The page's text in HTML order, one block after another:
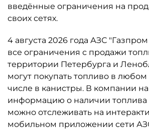
введённые ограничения на
своих сетях.
4 августа 2026 года АЗС
все ограничения с продажи
территории Петербурга и
могут покупать топливо в
числе в канистры. В компании
информацию о наличии топлива
можно отслеживать на
мобильном приложении сети